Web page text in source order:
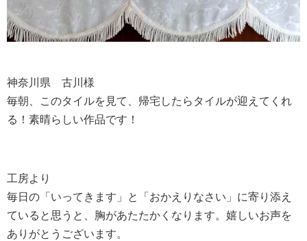
神奈川県 古川様
毎朝、このタイルを見て、帰宅したらタイルが迎えてくれ
る！素晴らしい作品です！
工房より
毎日の「いってきます」と「おかえりなさい」に寄り添え
ていると思うと、胸があたたかくなります。嬉しいお声を
ありがとうございます。